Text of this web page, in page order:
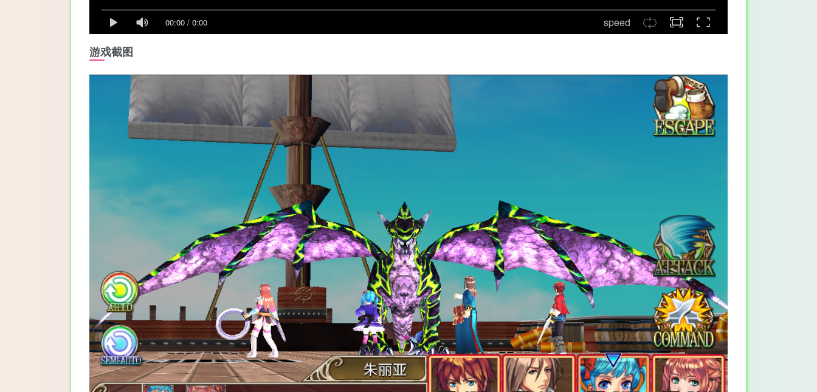
00:00 / 0:00 speed
游戏截图